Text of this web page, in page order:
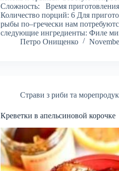
Сложность: Время
Количество порций: 6 Для
рыбы по–гречески нам
следующие ингредиенты: Филе
Петро Онищенко
Страви з риби та
Креветки в апельсиновой корочке